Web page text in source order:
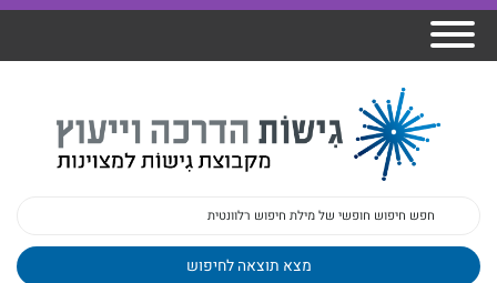
אודות גישות
פיתוח מנהלים
הדרכות
פעילות
ומרצים
ד"ר צבי ברק
מכללת גישות
גישות כנסים
מקצועיים
למנהלי בתי
ספר